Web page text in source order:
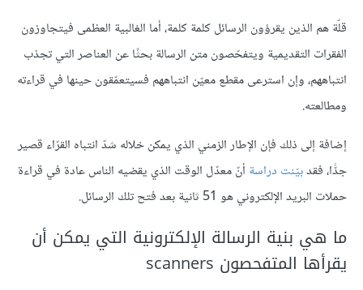
قلّة هم الذين يقرؤون الرسائل كلمة كلمة، أما الغالبية العظمى فيتجاوزون
الفقرات التقديمية ويتفحّصون متن الرسالة بحثًا عن العناصر التي تجذب
انتباههم، وإن استرعى مقطع معيّن انتباههم فسيتعمّقون حينها في قراءته
ومطالعته.
إضافة إلى ذلك فإن الإطار الزمني الذي يمكن خلاله شدّ انتباه القرّاء قصير
جدًّا، فقدبيّنت دراسة أنّ معدّل الوقت الذي يقضيه الناس عادة في قراءة
حملات البريد الإلكتروني هو 51 ثانية بعد فتح تلك الرسائل.
ما هي بنية الرسالة الإلكترونية التي يمكن أن
يقرأها المتفحصون scanners